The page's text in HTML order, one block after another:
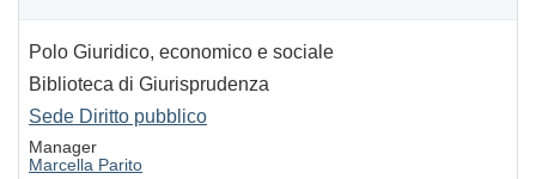
Polo Giuridico, economico e sociale
Biblioteca di Giurisprudenza
Sede Diritto pubblico
Manager
Marcella Parito